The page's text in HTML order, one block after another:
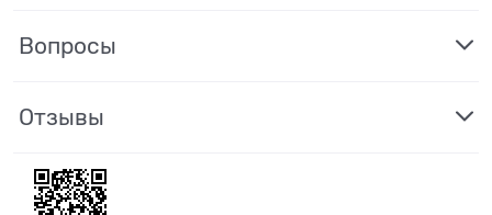
Вопросы
Отзывы